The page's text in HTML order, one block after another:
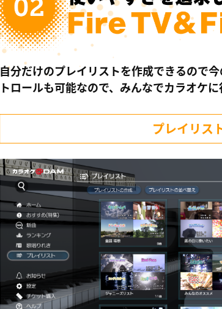
自分だけのプレイリストを作成できるので
トロールも可能なので、みんなでカラオケ
プレイリス